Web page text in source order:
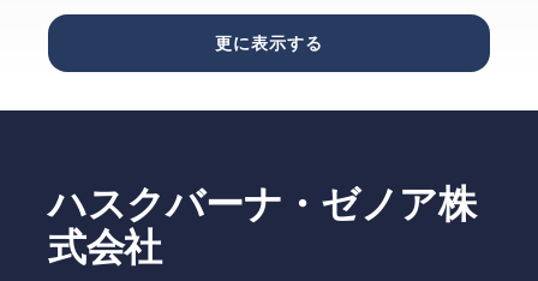
す。
の間に、
芝を生涯
きと保つ
ょう？そ
秋に芝生
を手入れ
ツを紹介
して、健
更に表示する
ハスクバーナ・ゼノア株
式会社